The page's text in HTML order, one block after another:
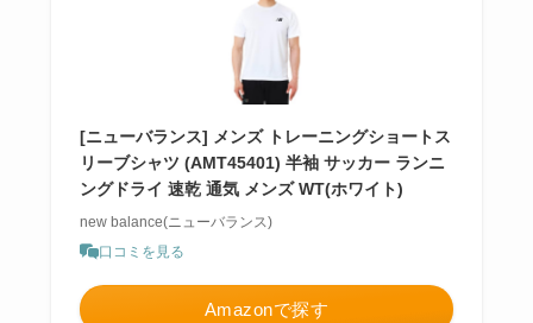
[ニューバランス] メンズ トレーニングショートス
リーブシャツ (AMT45401) 半袖 サッカー ランニ
ングドライ 速乾 通気 メンズ WT(ホワイト)
new balance(ニューバランス)
口コミを見る
Amazonで探す